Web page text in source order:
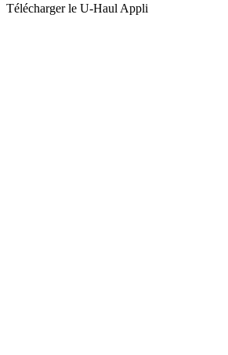
Télécharger le U-Haul Appli